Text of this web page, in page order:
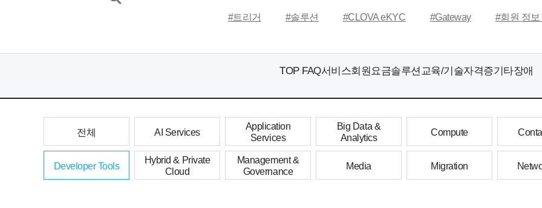
#트리거 #솔루션 #CLOVA eKYC #Gateway #회원 정보
TOP FAQ서비스회원요금솔루션교육/기술자격증기타장애
전체 AI Services
Application
Services
Big Data &
Analytics
Compute
Developer Tools
Hybrid & Private
Cloud
Management &
Governance
Media Migration